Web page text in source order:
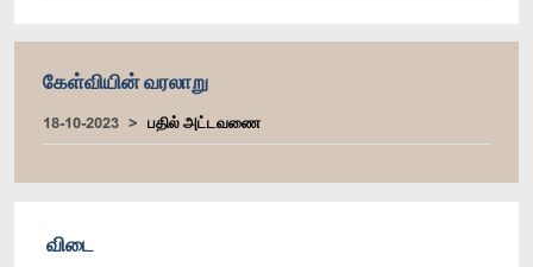
கேள்வியின் வரலாறு
18-10-2023 பதில் அட்டவணை
விடை